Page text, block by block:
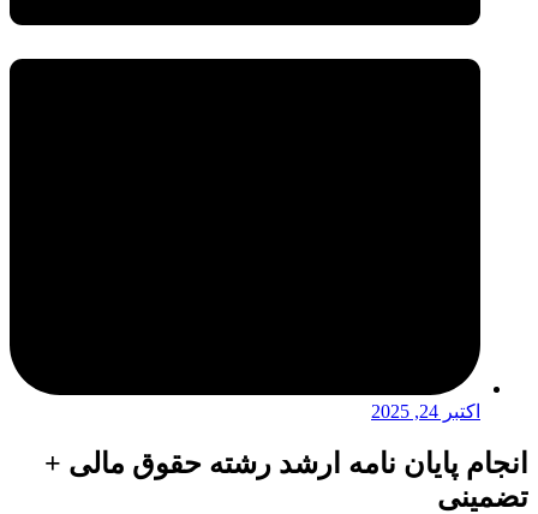
اکتبر 24, 2025
انجام پایان نامه ارشد رشته حقوق مالی +
تضمینی